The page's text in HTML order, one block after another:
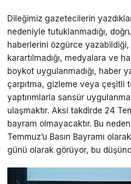
Dileğimiz gazetecilerin
nedeniyle tutuklanmadığı,
haberlerini özgürce yazabildiği,
karartılmadığı, medyalara ve
boykot uygulanmadığı, haber
çarpıtma, gizleme veya çeşitli
yaptırımlarla sansür
ulaşmaktır. Aksi takdirde 24
bayram olmayacaktır. Bu
Temmuz’u Basın Bayramı
günü olarak görüyor, bu